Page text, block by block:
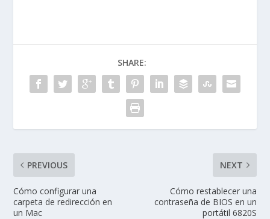
SHARE:
PREVIOUS
Cómo configurar una
carpeta de redirección en
un Mac
NEXT
Cómo restablecer una
contraseña de BIOS en un
portátil 6820S